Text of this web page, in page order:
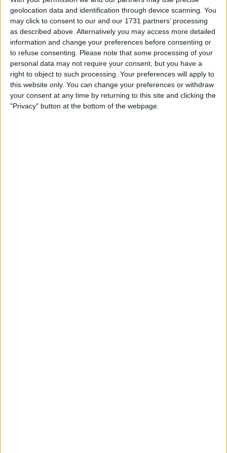
geolocation data and identification through device scanning. You
may click to consent to our and our 1731 partners’ processing
as described above. Alternatively you may access more detailed
information and change your preferences before consenting or
to refuse consenting. Please note that some processing of your
personal data may not require your consent, but you have a
right to object to such processing. Your preferences will apply to
this website only. You can change your preferences or withdraw
your consent at any time by returning to this site and clicking the
"Privacy" button at the bottom of the webpage.
“Tim Merlier teve um furo e, nessa altura da corrida,
era mais rápido mudar diretamente a bicicleta do
que a roda”, explicou Tom Steels, diretor desportivo
da equipa, em declarações ao Cyclism'Actu. “Ele só